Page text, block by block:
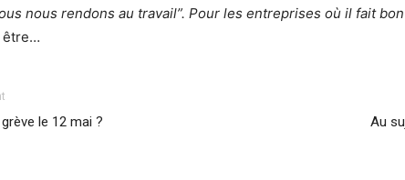
nous rendons au travail”. Pour les entreprises où il fait bon
être…
le 12 mai ? Au